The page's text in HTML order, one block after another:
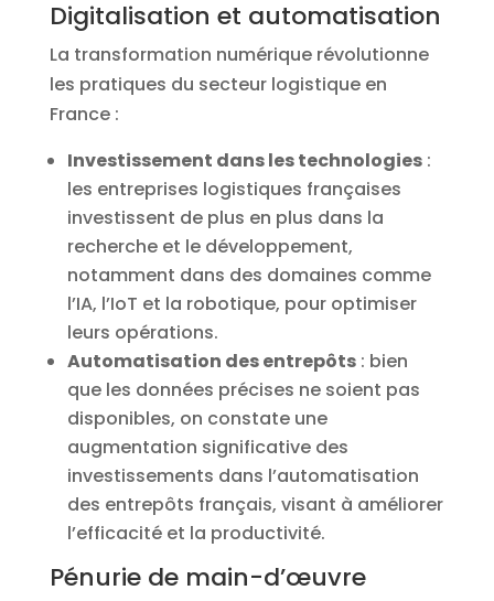
Digitalisation et automatisation
La transformation numérique révolutionne
les pratiques du secteur logistique en
France :
Investissement dans les technologies:
les entreprises logistiques françaises
investissent de plus en plus dans la
recherche et le développement,
notamment dans des domaines comme
l’IA, l’IoT et la robotique, pour optimiser
leurs opérations.
Automatisation des entrepôts: bien
que les données précises ne soient pas
disponibles, on constate une
augmentation significative des
investissements dans l’automatisation
des entrepôts français, visant à améliorer
l’efficacité et la productivité.
Pénurie de main-d’œuvre